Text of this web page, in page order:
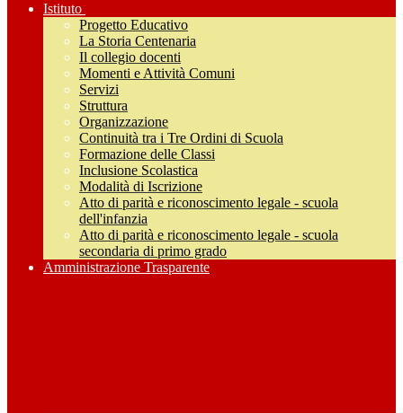
Istituto
Progetto Educativo
La Storia Centenaria
Il collegio docenti
Momenti e Attività Comuni
Servizi
Struttura
Organizzazione
Continuità tra i Tre Ordini di Scuola
Formazione delle Classi
Inclusione Scolastica
Modalità di Iscrizione
Atto di parità e riconoscimento legale - scuola
dell'infanzia
Atto di parità e riconoscimento legale - scuola
secondaria di primo grado
Amministrazione Trasparente